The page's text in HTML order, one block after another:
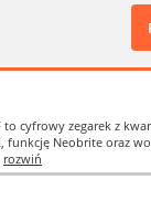
to cyfrowy zegarek z
funkcję Neobrite oraz
rozwiń